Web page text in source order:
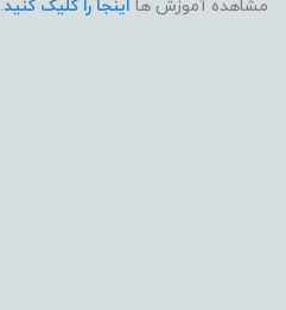
مشاهده آموزش ها اینجا را کلیک کنید.